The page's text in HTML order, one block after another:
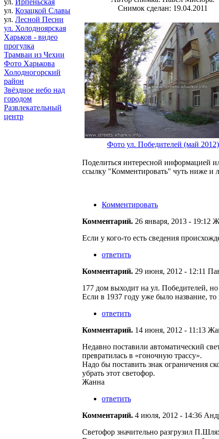
ул. Ирпеньская
ул. Козацкой Славы
ул. Лесной Песни
ул. Холодноярская
Харьков - видео
прогулка
Трамваи из Чехии
Фото Харькова
Холодногорский
район
Звёздное небо над
городом
Развлекательный
центр
Снимок сделан: 19.04.2011
Фото ул. Победителей (май 2012)
Поделиться интересной информацией
ссылку "Комментировать" чуть ниже и
Комментировать
Комментарий. 26 января, 2013 - 19:12
Если у кого-то есть сведения
ответить
Комментарий. 29 июня, 2012 - 12:11
177 дом выходит на ул. Победителей,
Если в 1937 году уже было название,
ответить
Комментарий. 14 июня, 2012 - 11:13
Недавно поставили автоматический
превратилась в «гоночную трассу».
Надо бы поставить знак ограничения
убрать этот светофор.
Жанна
ответить
Комментарий. 4 июля, 2012 - 14:36
Светофор значительно разгрузил